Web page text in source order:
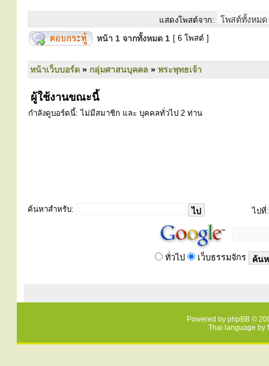
แสดงโพสต์จาก:
หน้า 1 จากทั้งหมด 1 [ 6 โพสต์ ]
หน้าเว็บบอร์ด » กลุ่มศาสนบุคคล » พระพุทธเจ้า
ผู้ใช้งานขณะนี้
กำลังดูบอร์ดนี้: ไม่มีสมาชิก และ บุคคลทั่วไป 2 ท่าน
ค้นหาสำหรับ: ไปที่:
ทั่วไป เว็บธรรมจักร
Powered by phpBB ©
Thai language by